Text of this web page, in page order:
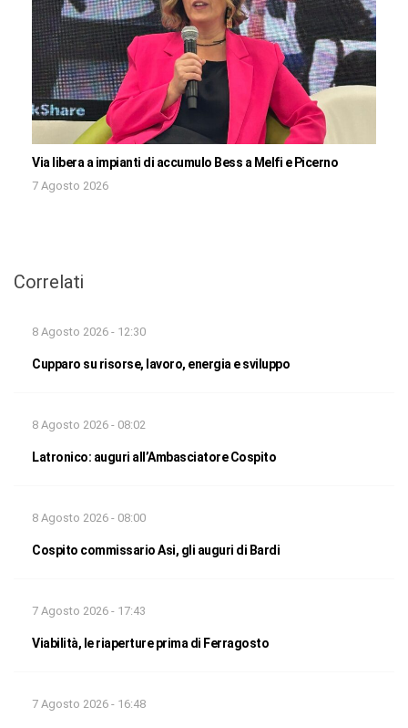
Via libera a impianti di accumulo Bess a Melfi e Picerno
7 Agosto 2026
Correlati
8 Agosto 2026 - 12:30
Cupparo su risorse, lavoro, energia e sviluppo
8 Agosto 2026 - 08:02
Latronico: auguri all’Ambasciatore Cospito
8 Agosto 2026 - 08:00
Cospito commissario Asi, gli auguri di Bardi
7 Agosto 2026 - 17:43
Viabilità, le riaperture prima di Ferragosto
7 Agosto 2026 - 16:48